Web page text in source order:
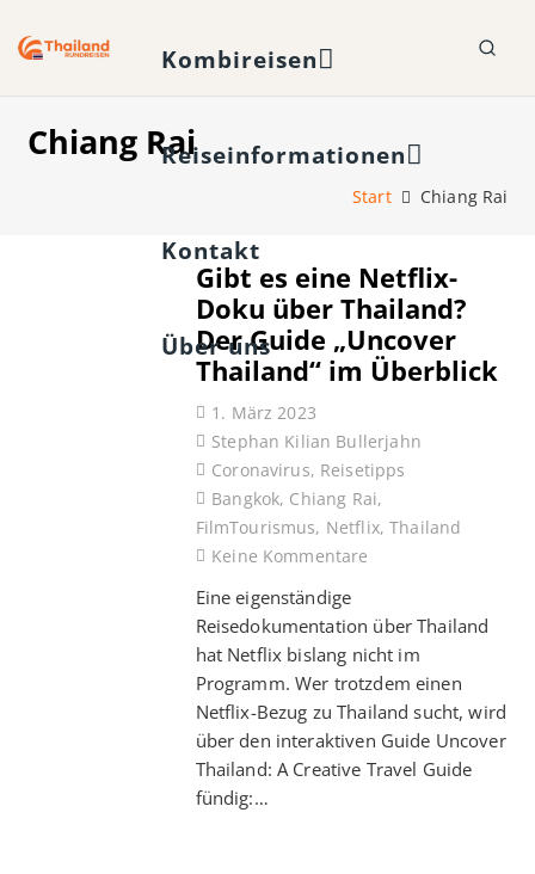
Kombireisen
Reiseinformationen
Kontakt
Über uns
Chiang Rai
Start Chiang Rai
Gibt es eine Netflix-
Doku über Thailand?
Der Guide „Uncover
Thailand“ im Überblick
1. März 2023
Stephan Kilian Bullerjahn
Coronavirus, Reisetipps
Bangkok, Chiang Rai,
FilmTourismus, Netflix,Thailand
Keine Kommentare
Eine eigenständige
Reisedokumentation über Thailand
hat Netflix bislang nicht im
Programm. Wer trotzdem einen
Netflix-Bezug zu Thailand sucht, wird
über den interaktiven Guide Uncover
Thailand: A Creative Travel Guide
fündig:…